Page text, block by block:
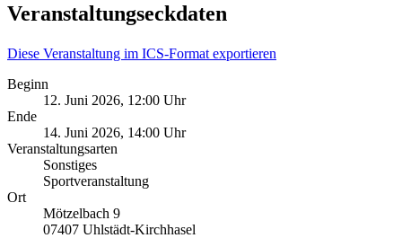
Veranstaltungseckdaten
Diese Veranstaltung im ICS-Format exportieren
Beginn
12. Juni 2026, 12:00 Uhr
Ende
14. Juni 2026, 14:00 Uhr
Veranstaltungsarten
Sonstiges
Sportveranstaltung
Ort
Mötzelbach 9
07407 Uhlstädt-Kirchhasel